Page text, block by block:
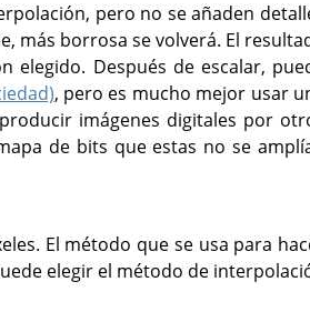
pero no se añaden
más borrosa se volverá. El
elegido. Después de escalar,
, pero es mucho mejor usar
imágenes digitales por
de bits que estas no se
El método que se usa para
elegir el método de